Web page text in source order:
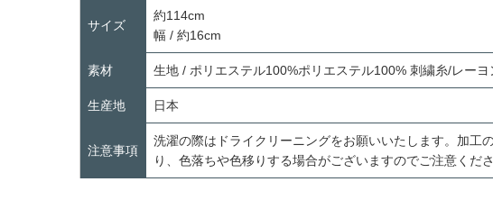
サイズ
約114cm
幅 / 約16cm
素材 生地 / ポリエステル100%ポリエステル100% 刺繍糸/レーヨ
生産地 日本
注意事項
洗濯の際はドライクリーニングをお願いいたします。加工
り、色落ちや色移りする場合がございますのでご注意くださ